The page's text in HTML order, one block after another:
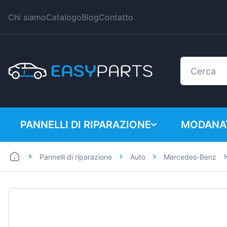
Chi siamoCatalogoBlogContatto
PANNELLI DI RIPARAZIONE
Auto
BMW
Pannelli di riparazione Auto Mercedes-Benz